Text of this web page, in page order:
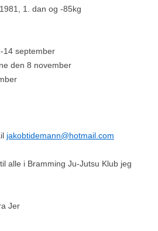
1. dan og -85kg
14 september
den 8 november
jakobtidemann@hotmail.com
alle i Bramming Ju-Jutsu Klub jeg
Jer